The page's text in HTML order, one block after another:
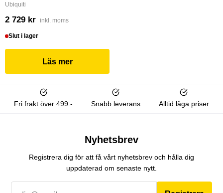
Ubiquiti
2 729 kr inkl. moms
Slut i lager
Läs mer
Fri frakt över 499:- Snabb leverans Alltid låga priser
Nyhetsbrev
Registrera dig för att få vårt nyhetsbrev och hålla dig
uppdaterad om senaste nytt.